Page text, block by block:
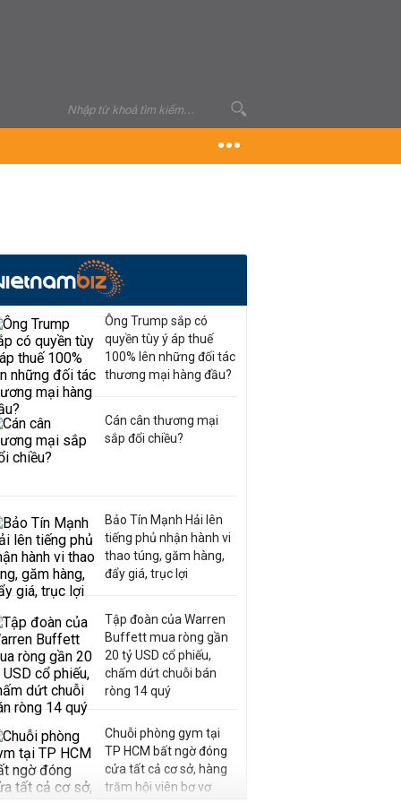
Ông Trump sắp có
quyền tùy ý áp thuế
100% lên những đối tác
thương mại hàng đầu?
Cán cân thương mại
sắp đổi chiều?
Bảo Tín Mạnh Hải lên
tiếng phủ nhận hành vi
thao túng, găm hàng,
đẩy giá, trục lợi
Tập đoàn của Warren
Buffett mua ròng gần
20 tỷ USD cổ phiếu,
chấm dứt chuỗi bán
ròng 14 quý
Chuỗi phòng gym tại
TP HCM bất ngờ đóng
cửa tất cả cơ sở, hàng
trăm hội viên bơ vơ